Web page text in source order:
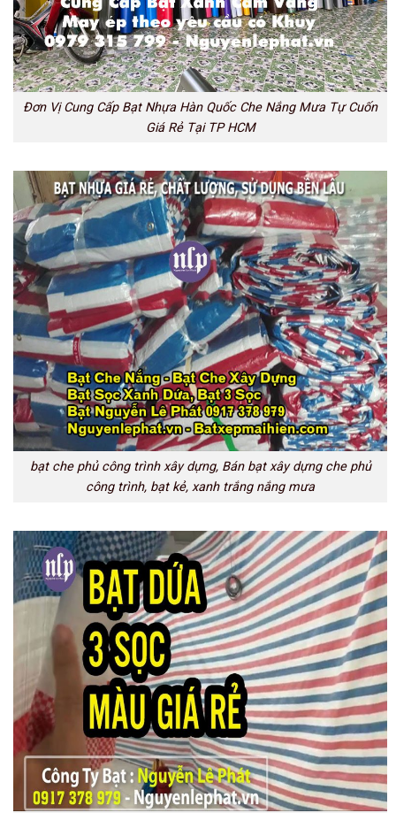
Đơn Vị Cung Cấp Bạt Nhựa Hàn Quốc Che Nắng Mưa Tự Cuốn
Giá Rẻ Tại TP HCM
bạt che phủ công trình xây dựng, Bán bạt xây dựng che phủ
công trình, bạt kẻ, xanh trắng nắng mưa